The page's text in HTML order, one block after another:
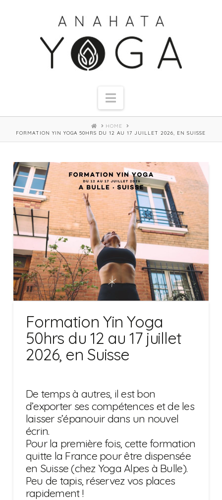
Navigation
HOMEHOME
FORMATION YIN YOGA 50HRS DU 12 AU 17 JUILLET 2026, EN SUISSE
Formation Yin Yoga
50hrs du 12 au 17 juillet
2026, en Suisse
De temps à autres, il est bon
d’exporter ses compétences et de les
laisser s’épanouir dans un nouvel
écrin.
Pour la première fois, cette formation
quitte la France pour être dispensée
en Suisse (chezYoga Alpes à Bulle).
Peu de tapis, réservez vos places
rapidement !